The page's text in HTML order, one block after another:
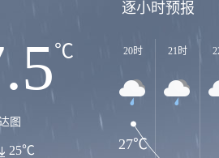
℃
图
25℃
逐小时预报
20时 21时
27℃